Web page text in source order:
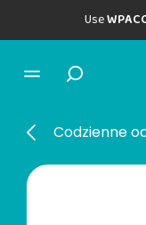
Use
Codzienne